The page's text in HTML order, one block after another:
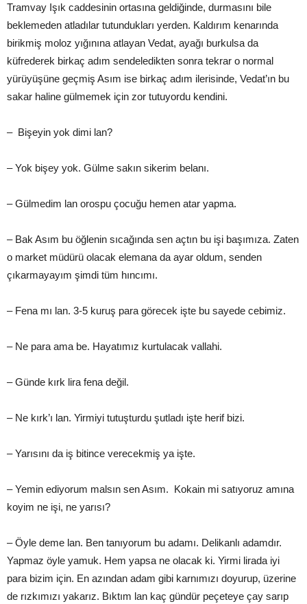
Tramvay Işık caddesinin ortasına geldiğinde, durmasını bile
beklemeden atladılar tutundukları yerden. Kaldırım kenarında
birikmiş moloz yığınına atlayan Vedat, ayağı burkulsa da
küfrederek birkaç adım sendeledikten sonra tekrar o normal
yürüyüşüne geçmiş Asım ise birkaç adım ilerisinde, Vedat’ın bu
sakar haline gülmemek için zor tutuyordu kendini.
– Bişeyin yok dimi lan?
– Yok bişey yok. Gülme sakın sikerim belanı.
– Gülmedim lan orospu çocuğu hemen atar yapma.
– Bak Asım bu öğlenin sıcağında sen açtın bu işi başımıza. Zaten
o market müdürü olacak elemana da ayar oldum, senden
çıkarmayayım şimdi tüm hıncımı.
– Fena mı lan. 3-5 kuruş para görecek işte bu sayede cebimiz.
– Ne para ama be. Hayatımız kurtulacak vallahi.
– Günde kırk lira fena değil.
– Ne kırk’ı lan. Yirmiyi tutuşturdu şutladı işte herif bizi.
– Yarısını da iş bitince verecekmiş ya işte.
– Yemin ediyorum malsın sen Asım. Kokain mi satıyoruz amına
koyim ne işi, ne yarısı?
– Öyle deme lan. Ben tanıyorum bu adamı. Delikanlı adamdır.
Yapmaz öyle yamuk. Hem yapsa ne olacak ki. Yirmi lirada iyi
para bizim için. En azından adam gibi karnımızı doyurup, üzerine
de rızkımızı yakarız. Bıktım lan kaç gündür peçeteye çay sarıp